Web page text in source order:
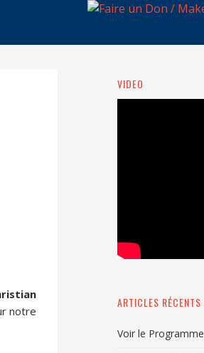
notre
VIDEO
ARTICLES RÉCENTS
Voir le Programme